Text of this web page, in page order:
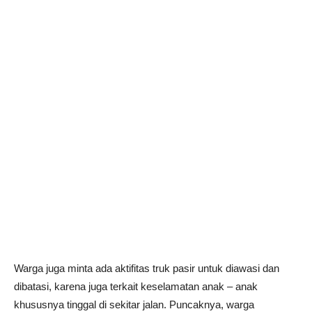
Warga juga minta ada aktifitas truk pasir untuk diawasi dan
dibatasi, karena juga terkait keselamatan anak – anak
khususnya tinggal di sekitar jalan. Puncaknya, warga